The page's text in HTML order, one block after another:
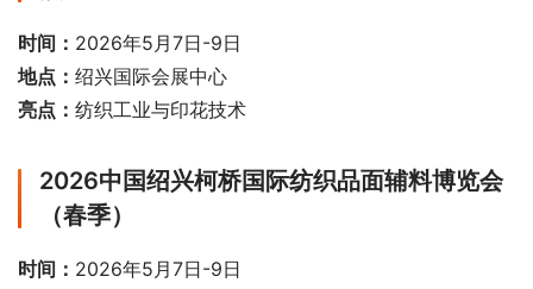
时间： 2026年5月7日-9日
地点： 绍兴国际会展中心
亮点： 纺织工业与印花技术
2026中国绍兴柯桥国际纺织品面辅料博览会
（春季）
时间： 2026年5月7日-9日